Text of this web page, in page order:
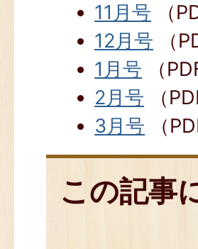
11月号 （
12月号 （
1月号 （
2月号 （
3月号 （
この記事